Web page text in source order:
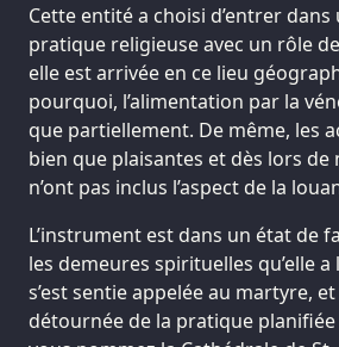
Cette entité a choisi d’entrer
pratique religieuse avec un rôle
elle est arrivée en ce lieu
pourquoi, l’alimentation par la
que partiellement. De même, les
bien que plaisantes et dès lors de
n’ont pas inclus l’aspect de la
L’instrument est dans un état de
les demeures spirituelles qu’elle
s’est sentie appelée au martyre, et
détournée de la pratique